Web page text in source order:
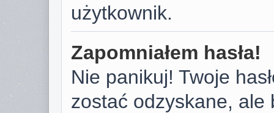
użytkownik.
Zapomniałem hasła!
Nie panikuj! Twoje
zostać odzyskane,